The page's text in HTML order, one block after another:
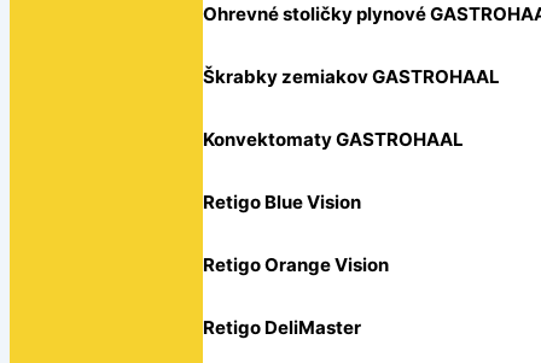
Ohrevné stoličky plynové
Škrabky zemiakov GASTROHAAL
Konvektomaty GASTROHAAL
Retigo Blue Vision
Retigo Orange Vision
Retigo DeliMaster